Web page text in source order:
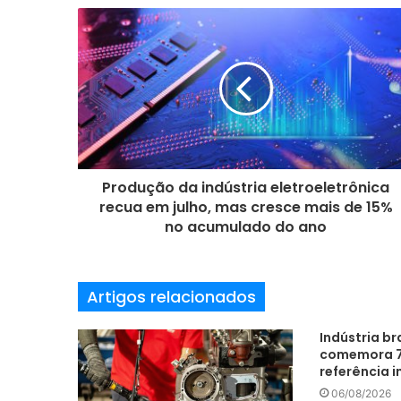
e
e
n
d
e
r
e
ç
o
i
l
Produção da indústria eletroeletrônica
recua em julho, mas cresce mais de 15%
no acumulado do ano
Artigos relacionados
Indústria
comemora
referência
06/08/2026